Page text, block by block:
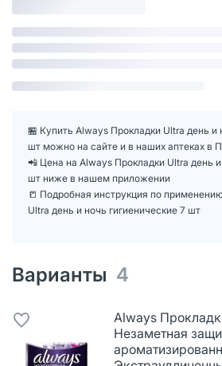
🏪 Купить Always Прокладки Ultra день и
шт можно на сайте и в наших аптеках в
📲 Цена на Always Прокладки Ultra день и
шт ниже в нашем приложении
📒 Подробная инструкция по
Ultra день и ночь гигиенические 7 шт
Варианты 4
Always
Незаметная